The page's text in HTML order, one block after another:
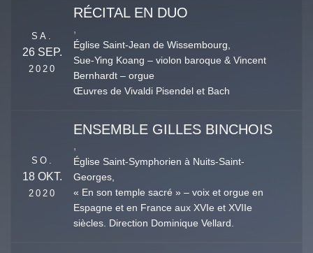
SA.
26 SEP.
2020
RÉCITAL EN DUO
,
Église Saint-Jean de Wissembourg,
Sue-Ying Koang – violon baroque & Vincent
Bernhardt – orgue
Œuvres de Vivaldi Pisendel et Bach
SO.
18 OKT.
2020
ENSEMBLE GILLES BINCHOIS
,
Église Saint-Symphorien à Nuits-Saint-
Georges,
« En son temple sacré » – voix et orgue en
Espagne et en France aux XVIe et XVIIe
siècles. Direction Dominique Vellard.